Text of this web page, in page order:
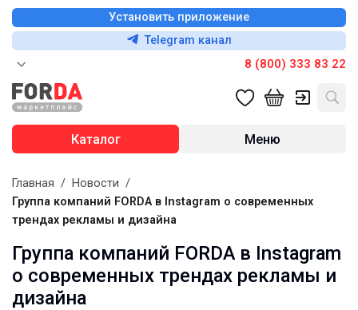
Установить приложение
Telegram канал
8 (800) 333 83 22
Каталог Меню
Главная / Новости /
Группа компаний FORDA в Instagram о современных
трендах рекламы и дизайна
Группа компаний FORDA в Instagram
о современных трендах рекламы и
дизайна